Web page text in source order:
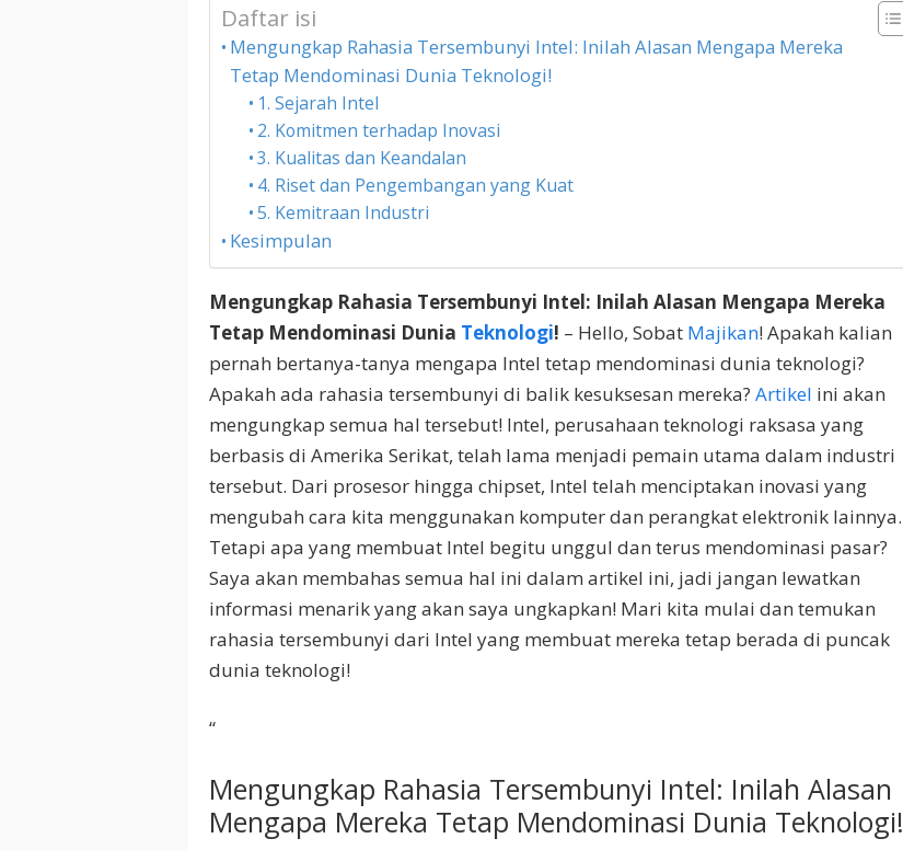
Daftar isi
Mengungkap Rahasia Tersembunyi Intel: Inilah Alasan Mengapa Mereka
Tetap Mendominasi Dunia Teknologi!
1. Sejarah Intel
2. Komitmen terhadap Inovasi
3. Kualitas dan Keandalan
4. Riset dan Pengembangan yang Kuat
5. Kemitraan Industri
Kesimpulan
Mengungkap Rahasia Tersembunyi Intel: Inilah Alasan Mengapa Mereka
Tetap Mendominasi Dunia Teknologi! – Hello, Sobat Majikan! Apakah kalian
pernah bertanya-tanya mengapa Intel tetap mendominasi dunia teknologi?
Apakah ada rahasia tersembunyi di balik kesuksesan mereka? Artikel ini akan
mengungkap semua hal tersebut! Intel, perusahaan teknologi raksasa yang
berbasis di Amerika Serikat, telah lama menjadi pemain utama dalam industri
tersebut. Dari prosesor hingga chipset, Intel telah menciptakan inovasi yang
mengubah cara kita menggunakan komputer dan perangkat elektronik lainnya.
Tetapi apa yang membuat Intel begitu unggul dan terus mendominasi pasar?
Saya akan membahas semua hal ini dalam artikel ini, jadi jangan lewatkan
informasi menarik yang akan saya ungkapkan! Mari kita mulai dan temukan
rahasia tersembunyi dari Intel yang membuat mereka tetap berada di puncak
dunia teknologi!
“
Mengungkap Rahasia Tersembunyi Intel: Inilah Alasan
Mengapa Mereka Tetap Mendominasi Dunia Teknologi!